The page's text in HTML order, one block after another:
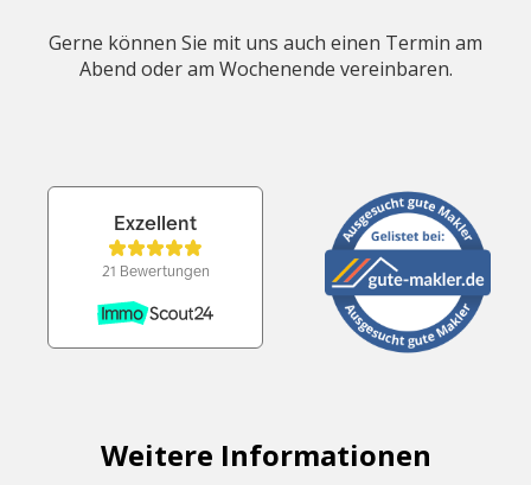
Gerne können Sie mit uns auch einen Termin am
Abend oder am Wochenende vereinbaren.
Weitere Informationen